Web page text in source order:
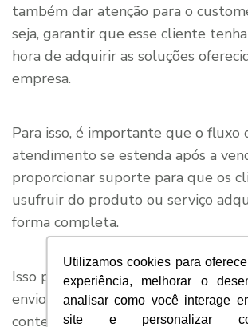
Utilizamos cookies para
experiência, melhorar o
analisar como você interage
site e personalizar
também dar atenção para o
seja, garantir que esse cliente tenha
hora de adquirir as soluções
empresa.
Para isso, é importante que o fluxo
atendimento se estenda após a
proporcionar suporte para que os
usufruir do produto ou serviço
forma completa.
Isso pode ser feito, por exemplo,
envio de e-mails automáticos de
contendo materiais, conteúdos e